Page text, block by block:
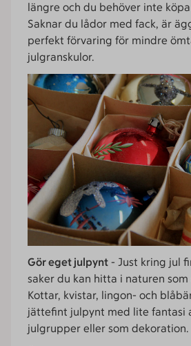
längre och du behöver inte
Saknar du lådor med fack, är
perfekt förvaring för mindre
julgranskulor.
Gör eget julpynt - Just kring jul
saker du kan hitta i naturen
Kottar, kvistar, lingon- och
jättefint julpynt med lite fantasi
julgrupper eller som dekoration.